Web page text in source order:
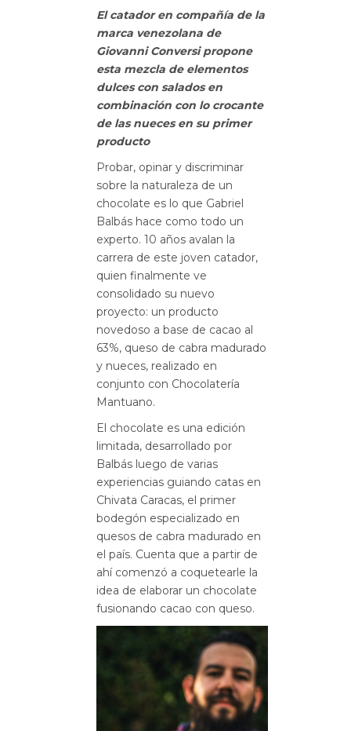
El catador en compañía de la
marca venezolana de
Giovanni Conversipropone
esta mezcla de elementos
dulces con salados en
combinación con lo crocante
de las nueces en su primer
producto
Probar, opinar y discriminar
sobre la naturaleza de un
chocolate es lo que Gabriel
Balbás hace como todo un
experto. 10 años avalan la
carrera de este joven catador,
quien finalmente ve
consolidado su nuevo
proyecto: un producto
novedoso a base de cacao al
63%, queso de cabra madurado
y nueces, realizado en
conjunto con Chocolatería
Mantuano.
El chocolate es una edición
limitada, desarrollado por
Balbás luego de varias
experiencias guiando catas en
Chivata Caracas, el primer
bodegón especializado en
quesos de cabra madurado en
el país. Cuenta que a partir de
ahí comenzó a coquetearle la
idea de elaborar un chocolate
fusionando cacao con queso.